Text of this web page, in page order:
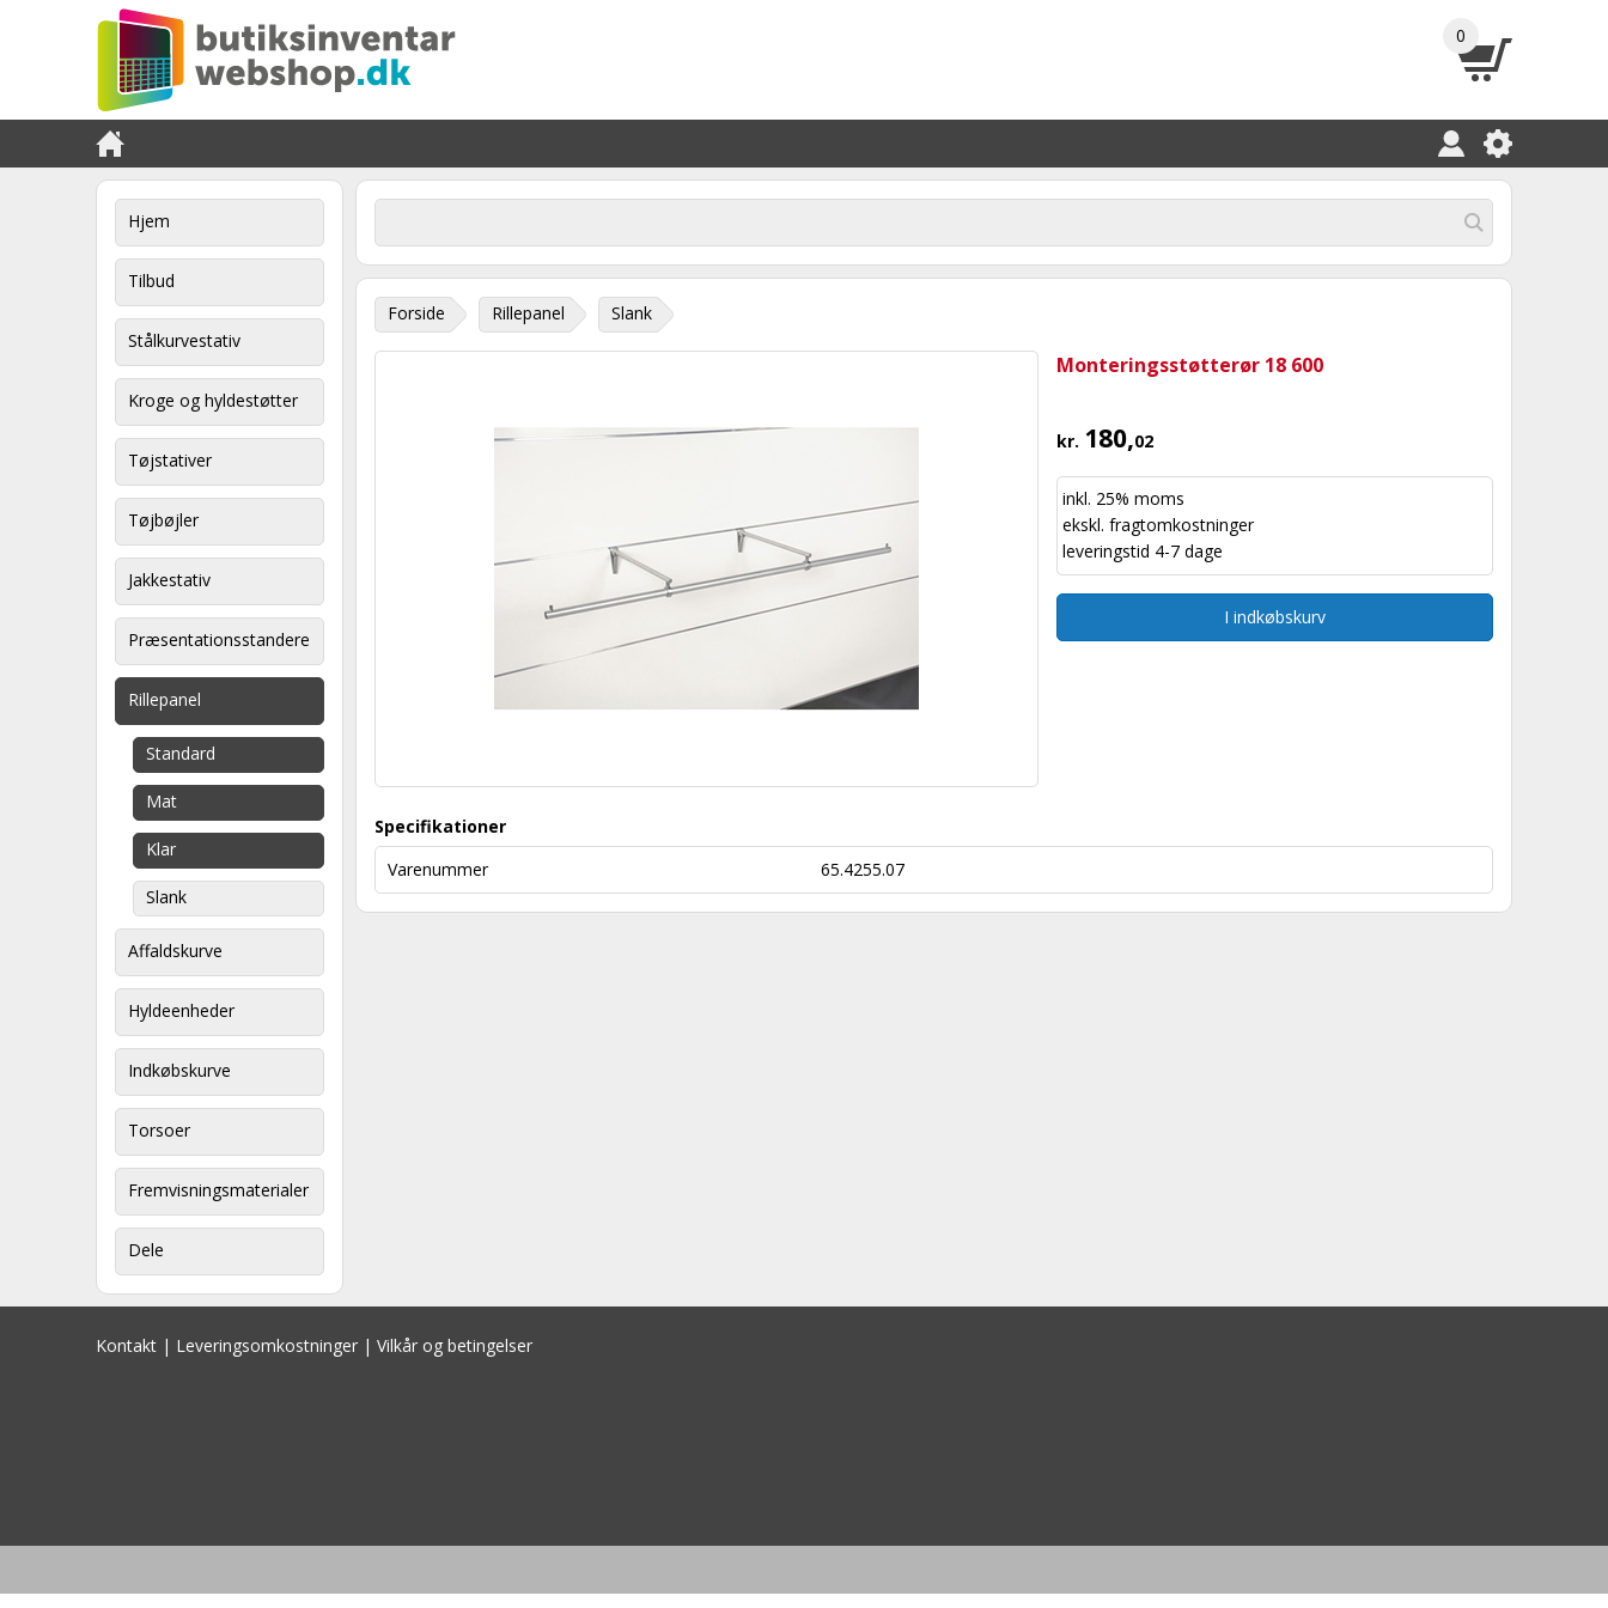
0
Hjem
Tilbud
Stålkurvestativ
Kroge og hyldestøtter
Tøjstativer
Tøjbøjler
Jakkestativ
Præsentationsstandere
Rillepanel
Standard
Mat
Klar
Slank
Affaldskurve
Hyldeenheder
Indkøbskurve
Torsoer
Fremvisningsmaterialer
Dele
Forside Rillepanel Slank
Monteringsstøtterør 18 600
kr. 180,02
inkl. 25% moms
ekskl. fragtomkostninger
leveringstid 4-7 dage
I indkøbskurv
Specifikationer
Varenummer
65.4255.07
Kontakt | Leveringsomkostninger | Vilkår og betingelser